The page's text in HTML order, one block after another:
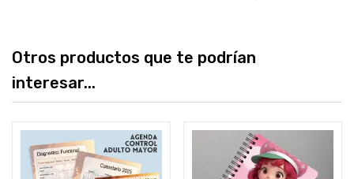
Otros productos que te podrían
interesar...